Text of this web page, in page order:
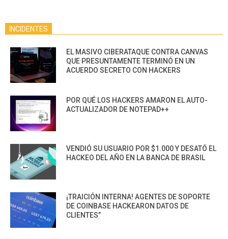
INCIDENTES
EL MASIVO CIBERATAQUE CONTRA CANVAS
QUE PRESUNTAMENTE TERMINÓ EN UN
ACUERDO SECRETO CON HACKERS
POR QUÉ LOS HACKERS AMARON EL AUTO-
ACTUALIZADOR DE NOTEPAD++
VENDIÓ SU USUARIO POR $1.000 Y DESATÓ EL
HACKEO DEL AÑO EN LA BANCA DE BRASIL
¡TRAICIÓN INTERNA! AGENTES DE SOPORTE
DE COINBASE HACKEARON DATOS DE
CLIENTES”